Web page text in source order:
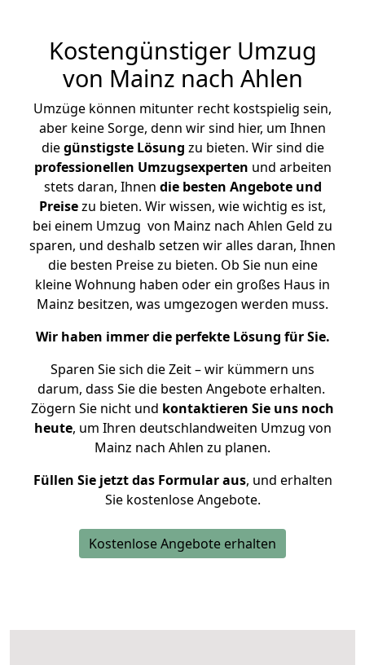
Kostengünstiger Umzug
von Mainz nach Ahlen
Umzüge können mitunter recht kostspielig sein,
aber keine Sorge, denn wir sind hier, um Ihnen
diegünstigste Lösung zu bieten. Wir sind die
professionellen Umzugsexperten und arbeiten
stets daran, Ihnen die besten Angebote und
Preisezu bieten. Wir wissen, wie wichtig es ist,
bei einem Umzug von Mainz nach Ahlen Geld zu
sparen, und deshalb setzen wir alles daran, Ihnen
die besten Preise zu bieten. Ob Sie nun eine
kleine Wohnung haben oder ein großes Haus in
Mainz besitzen, was umgezogen werden muss.
Wir haben immer die perfekte Lösung für Sie.
Sparen Sie sich die Zeit – wir kümmern uns
darum, dass Sie die besten Angebote erhalten.
Zögern Sie nicht und kontaktieren Sie uns noch
heute, um Ihren deutschlandweiten Umzug von
Mainz nach Ahlen zu planen.
Füllen Sie jetzt das Formular aus, und erhalten
Sie kostenlose Angebote.
Kostenlose Angebote erhalten